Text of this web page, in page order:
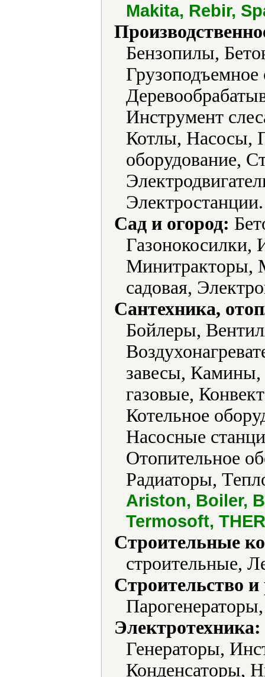
Makita, Rebir,
Бензопилы,
Грузоподъемное
Инструмент
Котлы, Насосы,
оборудование,
Сад и огород:
Газонокосилки,
Минитракторы,
садовая,
Сантехника,
Бойлеры,
завесы, Камины,
газовые,
Котельное
Насосные
Отопительное
Радиаторы,
Ariston, Boiler,
Termosoft,
Строительные
строительные,
Строительство
Электротехника:
Генераторы,
Конденсаторы,